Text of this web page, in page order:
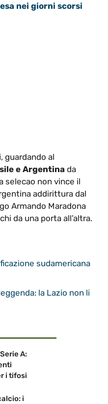
nei giorni scorsi
guardando al
e Argentina da
selecao non vince il
addirittura dal
Armando Maradona
da una porta all’altra.
sudamericana
la Lazio non li
A:
i tifosi
i